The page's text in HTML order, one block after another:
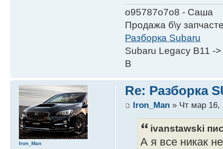
о95787о7о8 - Саша
Продажа б\у
Разборка Subaru
Subaru Legacy B11 -
B
Re: Разборка
Iron_Man» Чт мар 16,
ivanstawski
А я все никак
Iron_Man